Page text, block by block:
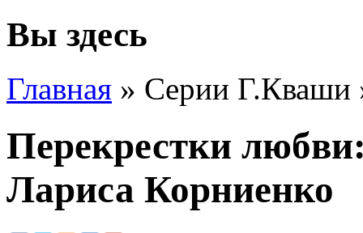
Вы здесь
Главная » Серии
Перекрестки
Лариса Корниенко